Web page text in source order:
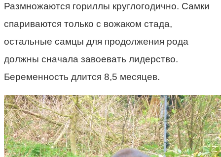
Размножаются гориллы круглогодично. Самки
спариваются только с вожаком стада,
остальные самцы для продолжения рода
должны сначала завоевать лидерство.
Беременность длится 8,5 месяцев.